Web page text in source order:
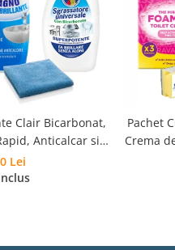
Clair Bicarbonat,
Anticalcar si
Lei
Pachet
Crema
850